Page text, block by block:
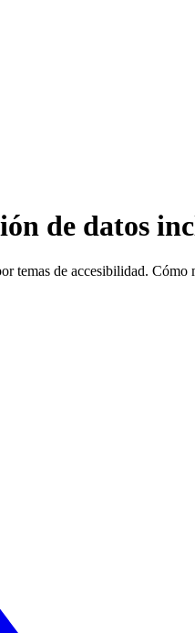
de datos
temas de accesibilidad. Cómo